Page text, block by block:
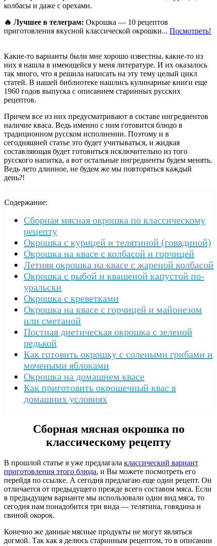
колбасы и даже с орехами.
🔥 Лучшее в телеграм: Окрошка — 10 рецептов
приготовления вкусной классической окрошки... Посмотреть!
Какие-то варианты были мне хорошо известны, какие-то из
них я нашла в имеющейся у меня литературе. И их оказалось
так много, что я решила написать на эту тему целый цикл
статей. В нашей библиотеке нашлись кулинарные книги еще
1960 годов выпуска с описанием старинных русских
рецептов.
Причем все из них предусматривают в составе ингредиентов
наличие кваса. Ведь именно с ним готовится блюдо в
традиционном русском исполнении. Поэтому и в
сегодняшней статье это будет учитываться, и жидкая
составляющая будет готовиться исключительно из того
русского напитка, а вот остальные ингредиенты будем менять.
Ведь лето длинное, не будем же мы повторяться каждый
день?!
Содержание:
Сборная мясная окрошка по классическому
рецепту
Окрошка с курицей и телятиной (говядиной)
Окрошка на квасе с колбасой и горчицей
Летняя окрошка на квасе с жареной колбасой
Окрошка с рыбой и квашеной капустой по-
уральски
Окрошка с креветками
Окрошка на квасе с горчицей и майонезом
или сметаной
Постная диетическая окрошка с зеленой
редькой
Как готовить окрошку с солеными грибами и
мочеными яблоками
Окрошка на домашнем квасе
Как приготовить окрошечный квас в
домашних условиях
Сборная мясная окрошка по
классическому рецепту
В прошлой статье я уже предлагала классический вариант
приготовления этого блюда, и Вы можете посмотреть его
перейдя по ссылке. А сегодня предлагаю еще один рецепт. Он
отличается от предыдущего прежде всего составом мяса. Если
в предыдущем варианте мы использовали один вид мяса, то
сегодня нам понадобится три вида — телятина, говядина и
свиной окорок.
Конечно же данные мясные продукты не могут являться
догмой. Так как я делюсь старинным рецептом, то в описании